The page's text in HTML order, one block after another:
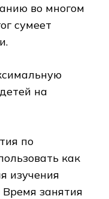
во многом
сумеет
на
по
как
изучения
занятия